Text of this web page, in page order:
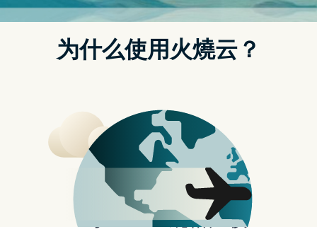
并没有因为 iPad 10 的推出而下架，一样是继续贩售，那麽
iPad 10 直得买吗？还是买 iPad 9 就可以了呢？
今天这篇文章就要跟大家分析一下，看看到底该不该入手
iPad 10 与 iPad 9 规格比较